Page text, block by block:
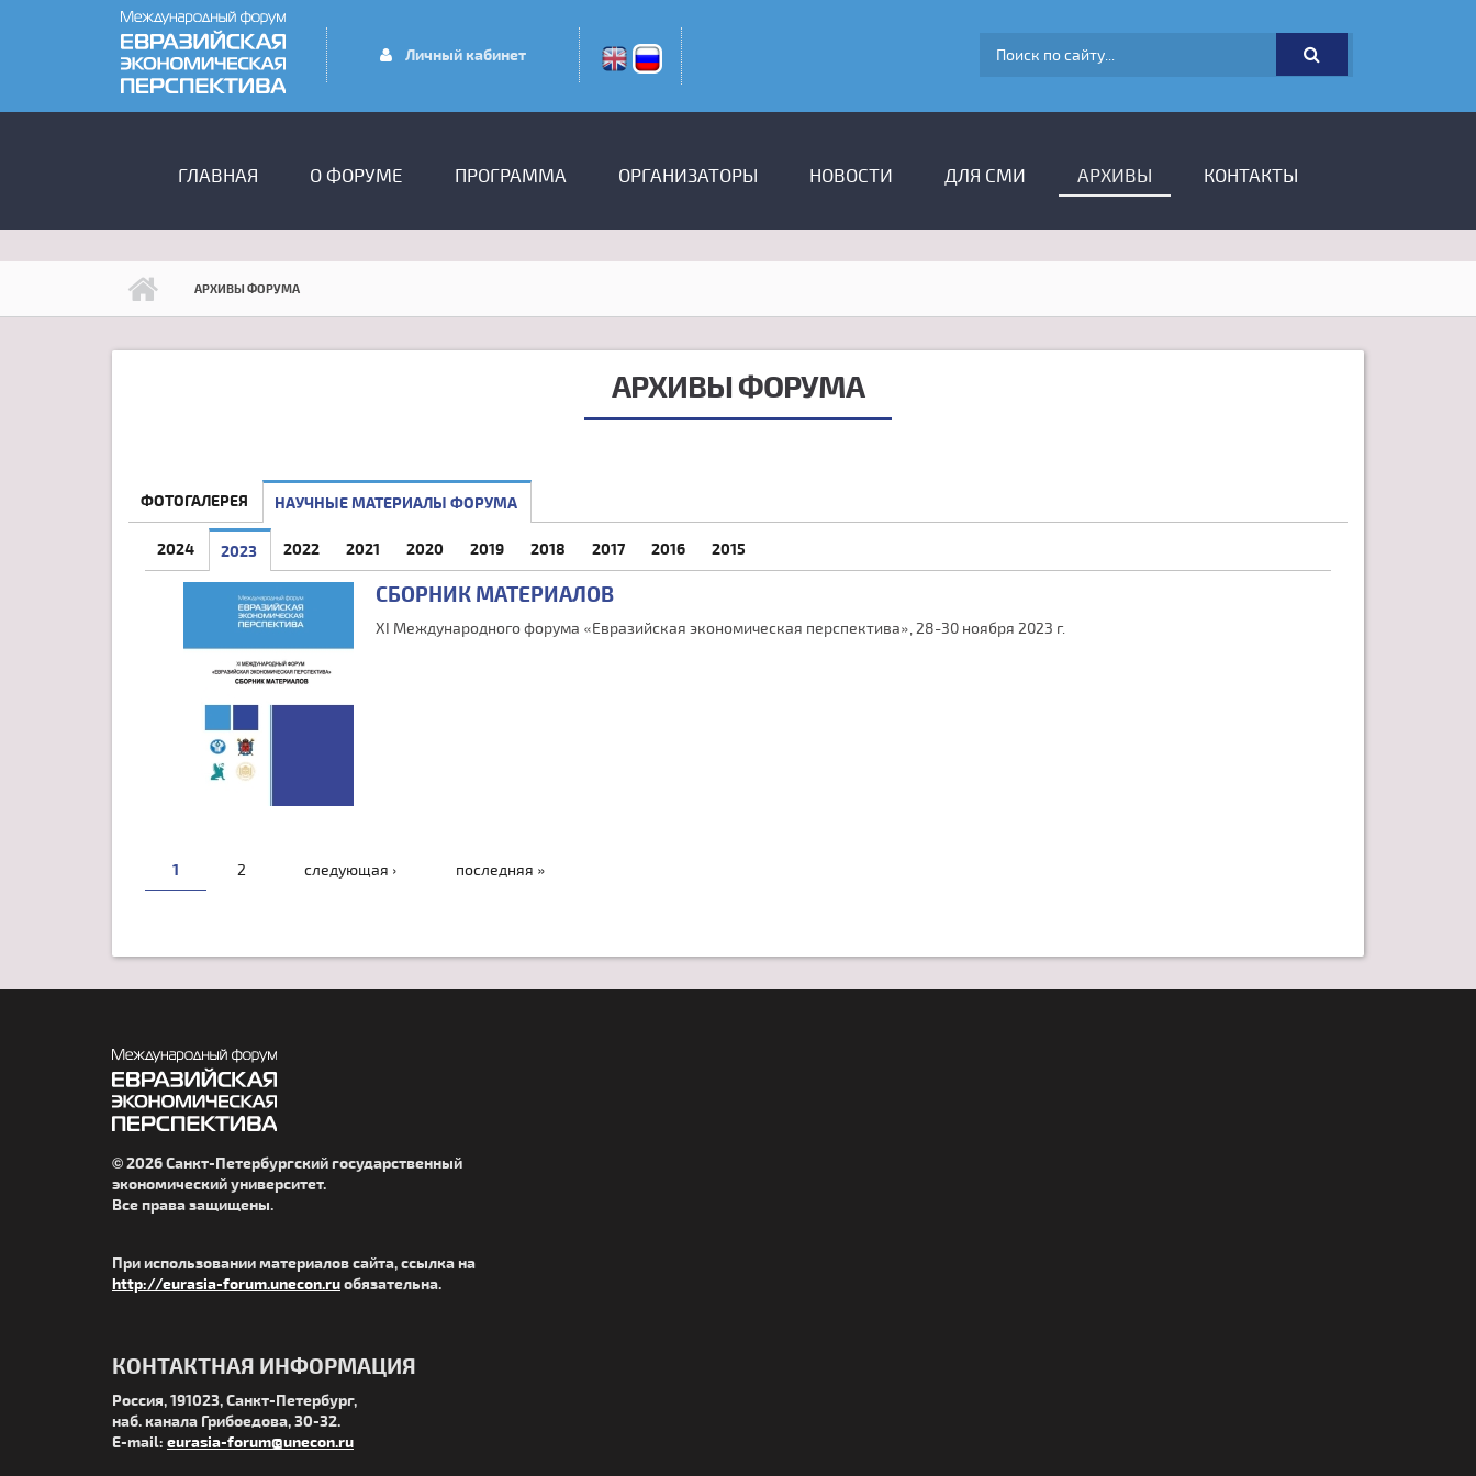
Перейти к основному содержанию
Личный кабинет ФОРМА ПОИСКА
ГЛАВНОЕ МЕНЮ
ГЛАВНАЯ О ФОРУМЕ ПРОГРАММА ОРГАНИЗАТОРЫ НОВОСТИ ДЛЯ СМИ АРХИВЫ КОНТАКТЫ
АРХИВЫ ФОРУМА
АРХИВЫ ФОРУМА
ФОТОГАЛЕРЕЯ НАУЧНЫЕ МАТЕРИАЛЫ ФОРУМА
2024 2023 (АКТИВНАЯ ВКЛАДКА)
2022 2021 2020 2019 2018 2017 2016 2015
СБОРНИК МАТЕРИАЛОВ
XI Международного форума «Евразийская экономическая перспектива», 28-30 ноября 2023 г.
СТРАНИЦЫ
1 2 следующая › последняя »
© 2026 Санкт-Петербургский государственный
экономический университет.
Все права защищены.
При использовании материалов сайта, ссылка на
http://eurasia-forum.unecon.ruобязательна.
КОНТАКТНАЯ ИНФОРМАЦИЯ
Россия, 191023, Санкт-Петербург,
наб. канала Грибоедова, 30-32.
E-mail: eurasia-forum@unecon.ru